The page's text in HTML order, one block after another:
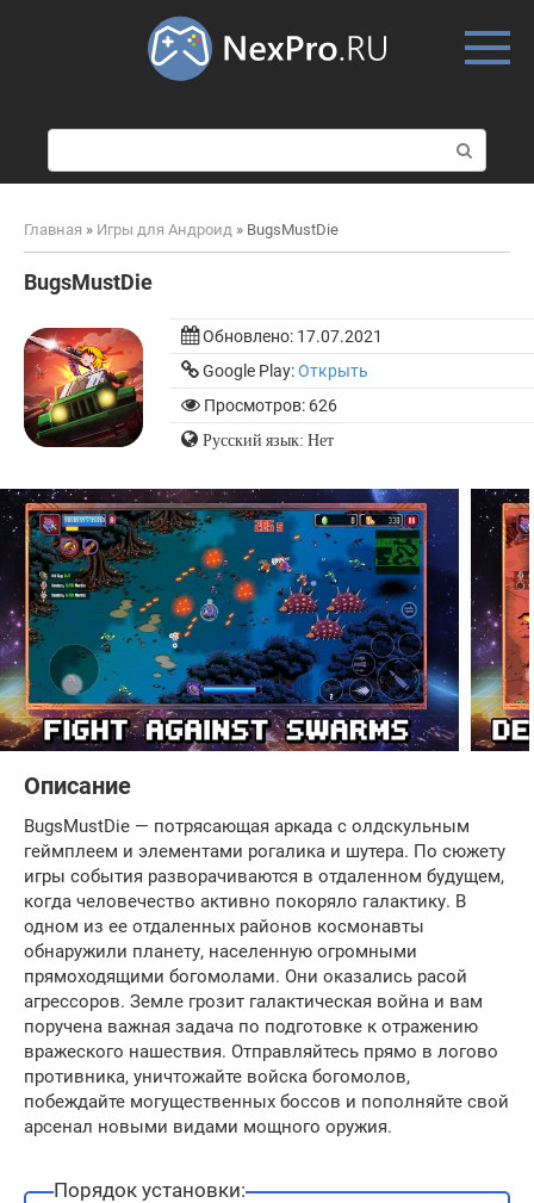
о
и
к
Главная » Игры для Андроид » BugsMustDie
BugsMustDie
Обновлено: 17.07.2021
Google Play:Открыть
Просмотров: 626
Русский язык: Нет
Описание
BugsMustDie — потрясающая аркада с олдскульным
геймплеем и элементами рогалика и шутера. По сюжету
игры события разворачиваются в отдаленном будущем,
когда человечество активно покоряло галактику. В
одном из ее отдаленных районов космонавты
обнаружили планету, населенную огромными
прямоходящими богомолами. Они оказались расой
агрессоров. Земле грозит галактическая война и вам
поручена важная задача по подготовке к отражению
вражеского нашествия. Отправляйтесь прямо в логово
противника, уничтожайте войска богомолов,
побеждайте могущественных боссов и пополняйте свой
арсенал новыми видами мощного оружия.
Порядок установки: